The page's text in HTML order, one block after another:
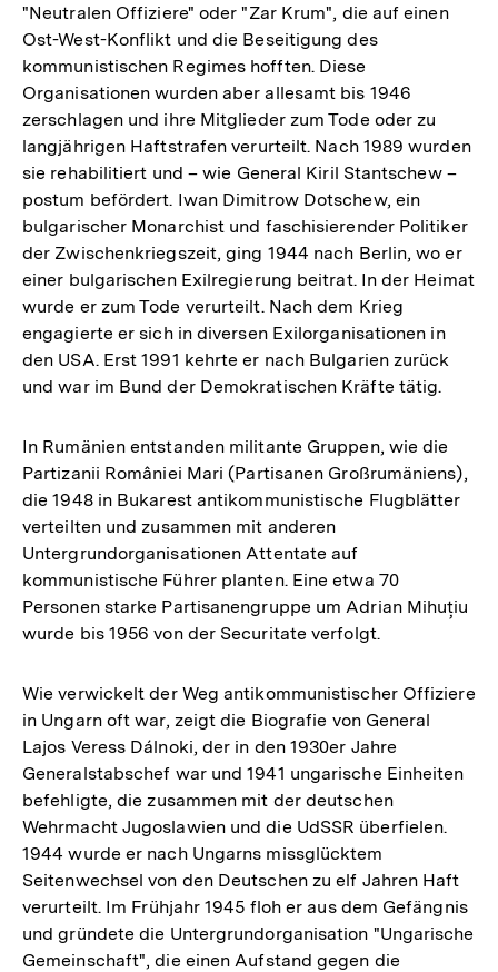
"Neutralen Offiziere" oder "Zar Krum", die auf einen
Ost-West-Konflikt und die Beseitigung des
kommunistischen Regimes hofften. Diese
Organisationen wurden aber allesamt bis 1946
zerschlagen und ihre Mitglieder zum Tode oder zu
langjährigen Haftstrafen verurteilt. Nach 1989 wurden
sie rehabilitiert und – wie General Kiril Stantschew –
postum befördert. Iwan Dimitrow Dotschew, ein
bulgarischer Monarchist und faschisierender Politiker
der Zwischenkriegszeit, ging 1944 nach Berlin, wo er
einer bulgarischen Exilregierung beitrat. In der Heimat
wurde er zum Tode verurteilt. Nach dem Krieg
engagierte er sich in diversen Exilorganisationen in
den USA. Erst 1991 kehrte er nach Bulgarien zurück
und war im Bund der Demokratischen Kräfte tätig.
In Rumänien entstanden militante Gruppen, wie die
Partizanii României Mari (Partisanen Großrumäniens),
die 1948 in Bukarest antikommunistische Flugblätter
verteilten und zusammen mit anderen
Untergrundorganisationen Attentate auf
kommunistische Führer planten. Eine etwa 70
Personen starke Partisanengruppe um Adrian Mihuțiu
wurde bis 1956 von der Securitate verfolgt.
Wie verwickelt der Weg antikommunistischer Offiziere
in Ungarn oft war, zeigt die Biografie von General
Lajos Veress Dálnoki, der in den 1930er Jahre
Generalstabschef war und 1941 ungarische Einheiten
befehligte, die zusammen mit der deutschen
Wehrmacht Jugoslawien und die UdSSR überfielen.
1944 wurde er nach Ungarns missglücktem
Seitenwechsel von den Deutschen zu elf Jahren Haft
verurteilt. Im Frühjahr 1945 floh er aus dem Gefängnis
und gründete die Untergrundorganisation "Ungarische
Gemeinschaft", die einen Aufstand gegen die